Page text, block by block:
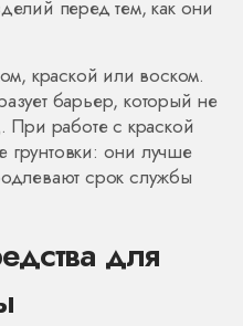
перед тем, как они
краской или воском.
барьер, который не
При работе с краской
грунтовки: они лучше
срок службы
для